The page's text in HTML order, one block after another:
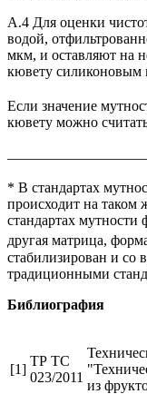
А.4 Для оценки
водой,
мкм, и оставляют на
кювету силиконовым
Если значение
кювету можно
* В стандартах
происходит на
стандартах мутности
другая матрица,
стабилизирован и со
традиционными
Библиография
[1]
ТР ТС
023/2011
из